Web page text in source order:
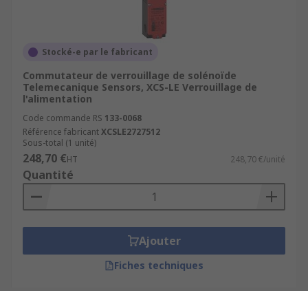
Stocké-e par le fabricant
Commutateur de verrouillage de solénoïde
Telemecanique Sensors, XCS-LE Verrouillage de
l'alimentation
Code commande RS 133-0068
Référence fabricantXCSLE2727512
Sous-total (1 unité)
248,70 €HT 248,70 €/unité
Quantité
Ajouter
Fiches techniques